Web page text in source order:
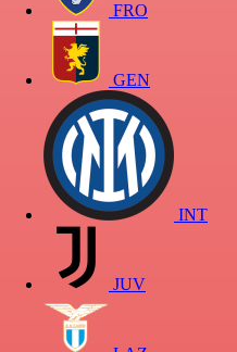
FRO
GEN
INT
JUV